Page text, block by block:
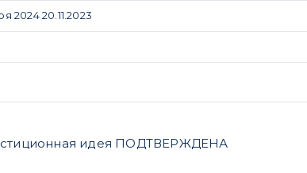
2024 20.11.2023
идея ПОДТВЕРЖДЕНА